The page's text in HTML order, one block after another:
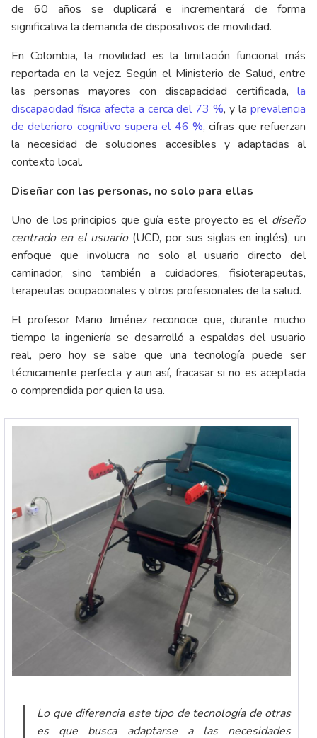
de 60 años se duplicará e incrementará de forma
significativa la demanda de dispositivos de movilidad.
En Colombia, la movilidad es la limitación funcional más
reportada en la vejez. Según el Ministerio de Salud, entre
las personas mayores con discapacidad certificada, la
discapacidad física afecta a cerca del 73 %, y laprevalencia
de deterioro cognitivo supera el 46 %, cifras que refuerzan
la necesidad de soluciones accesibles y adaptadas al
contexto local.
Diseñar con las personas, no solo para ellas
Uno de los principios que guía este proyecto es el diseño
centrado en el usuario(UCD, por sus siglas en inglés), un
enfoque que involucra no solo al usuario directo del
caminador, sino también a cuidadores, fisioterapeutas,
terapeutas ocupacionales y otros profesionales de la salud.
El profesor Mario Jiménez reconoce que, durante mucho
tiempo la ingeniería se desarrolló a espaldas del usuario
real, pero hoy se sabe que una tecnología puede ser
técnicamente perfecta y aun así, fracasar si no es aceptada
o comprendida por quien la usa.
Lo que diferencia este tipo de tecnología de otras
es que busca adaptarse a las necesidades